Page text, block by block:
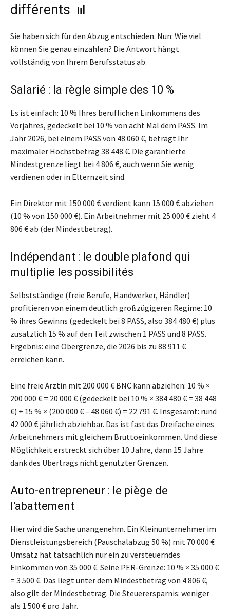
différents 📊
Sie haben sich für den Abzug entschieden. Nun: Wie viel
können Sie genau einzahlen? Die Antwort hängt
vollständig von Ihrem Berufsstatus ab.
Salarié : la règle simple des 10 %
Es ist einfach: 10 % Ihres beruflichen Einkommens des
Vorjahres, gedeckelt bei 10 % von acht Mal dem PASS. Im
Jahr 2026, bei einem PASS von 48 060 €, beträgt Ihr
maximaler Höchstbetrag 38 448 €. Die garantierte
Mindestgrenze liegt bei 4 806 €, auch wenn Sie wenig
verdienen oder in Elternzeit sind.
Ein Direktor mit 150 000 € verdient kann 15 000 € abziehen
(10 % von 150 000 €). Ein Arbeitnehmer mit 25 000 € zieht 4
806 € ab (der Mindestbetrag).
Indépendant : le double plafond qui
multiplie les possibilités
Selbstständige (freie Berufe, Handwerker, Händler)
profitieren von einem deutlich großzügigeren Regime: 10
% ihres Gewinns (gedeckelt bei 8 PASS, also 384 480 €) plus
zusätzlich 15 % auf den Teil zwischen 1 PASS und 8 PASS.
Ergebnis: eine Obergrenze, die 2026 bis zu 88 911 €
erreichen kann.
Eine freie Ärztin mit 200 000 € BNC kann abziehen: 10 % ×
200 000 € = 20 000 € (gedeckelt bei 10 % × 384 480 € = 38 448
€) + 15 % × (200 000 € – 48 060 €) = 22 791 €. Insgesamt: rund
42 000 € jährlich abziehbar. Das ist fast das Dreifache eines
Arbeitnehmers mit gleichem Bruttoeinkommen. Und diese
Möglichkeit erstreckt sich über 10 Jahre, dann 15 Jahre
dank des Übertrags nicht genutzter Grenzen.
Auto-entrepreneur : le piège de
l'abattement
Hier wird die Sache unangenehm. Ein Kleinunternehmer im
Dienstleistungsbereich (Pauschalabzug 50 %) mit 70 000 €
Umsatz hat tatsächlich nur ein zu versteuerndes
Einkommen von 35 000 €. Seine PER-Grenze: 10 % × 35 000 €
= 3 500 €. Das liegt unter dem Mindestbetrag von 4 806 €,
also gilt der Mindestbetrag. Die Steuerersparnis: weniger
als 1 500 € pro Jahr.